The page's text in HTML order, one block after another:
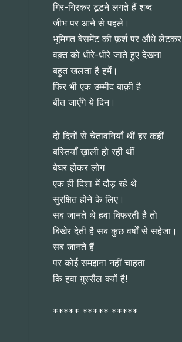
गिर-गिरकर टूटने लगते हैं शब्द
जीभ पर आने से पहले।
भूमिगत बेसमेंट की फ़र्श पर औंधे लेटकर
वक़्त को धीरे-धीरे जाते हुए देखना
बहुत खलता है हमें।
फिर भी एक उम्मीद बाक़ी है
बीत जाएँगे ये दिन।
दो दिनों से चेतावनियाँ थीं हर कहीं
बस्तियाँ ख़ाली हो रही थीं
बेघर होकर लोग
एक ही दिशा में दौड़ रहे थे
सुरक्षित होने के लिए।
सब जानते थे हवा बिफरती है तो
बिखेर देती है सब कुछ वर्षों से सहेजा।
सब जानते हैं
पर कोई समझना नहीं चाहता
कि हवा ग़ुस्सैल क्यों है!
***** ***** *****